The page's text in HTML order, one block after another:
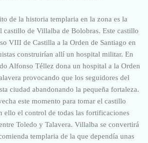
de la historia templaria en la zona es la
castillo de Villalba de Bolobras. Este castillo
VIII de Castilla a la Orden de Santiago en
construirían allí un hospital militar. En
Alfonso Téllez dona un hospital a la Orden
provocando que los seguidores del
ciudad abandonando la pequeña fortaleza.
este momento para tomar el castillo
ello el control de todas las fortificaciones
Toledo y Talavera. Villalba se convertirá
templaria de la que dependía unas